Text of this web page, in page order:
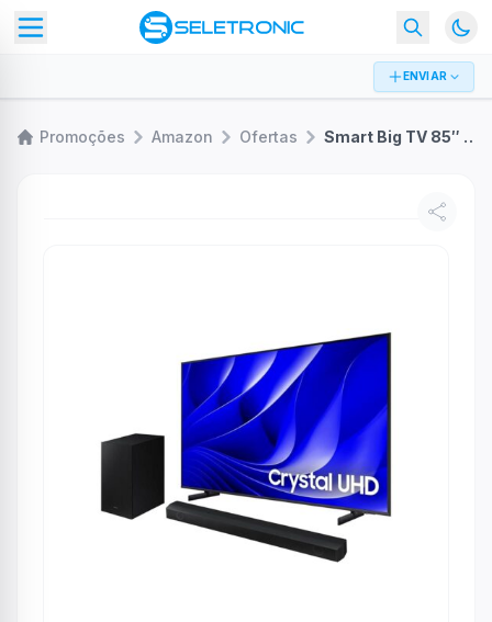
ENVIAR
Promoções Amazon Ofertas Smart Big TV 85″ Crystal UHD 4K 85DU8000 2024 + Soundbar HW-B550/ZD Combo